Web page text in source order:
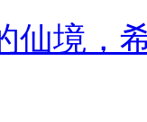
仙境，